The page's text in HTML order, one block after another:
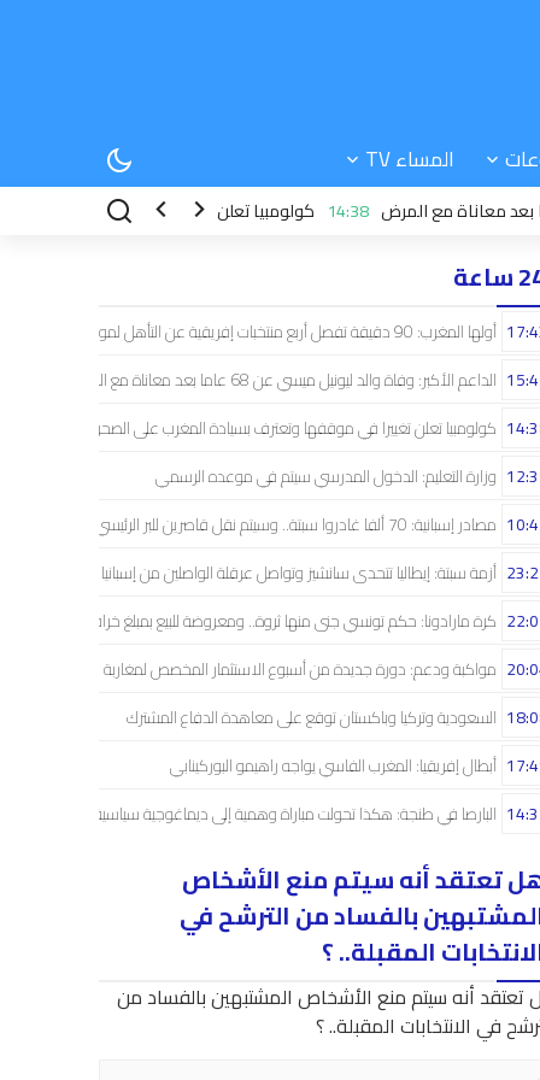
المساء TV
14:38 كولومبيا تعلن تغييرا في موقفها وتعترف بسيادة
أولها المغرب: 90 دقيقة تفصل أربع منتخبات إفريقية عن التأهل لمونديال البرازيل
الداعم الأكبر: وفاة والد ليونيل ميسي عن 68 عاما بعد معاناة مع المرض
كولومبيا تعلن تغييرا في موقفها وتعترف بسيادة المغرب على الصحراء
وزارة التعليم: الدخول المدرسي سیتم في موعده الرسمي
مصادر إسبانية: 70 ألفا غادروا سبتة.. وسيتم نقل قاصرين للبر الرئيسي
أزمة سبتة: إيطاليا تتحدى سانشيز وتواصل عرقلة الواصلين من إسبانيا
كرة مارادونا: حكم تونسي جنى منها ثروة.. ومعروضة للبيع بمبلغ خرافي
مواكبة ودعم: دورة جديدة من أسبوع الاستثمار المخصص لمغاربة العالم
السعودية وتركيا وباكستان توقع على معاهدة الدفاع المشترك
أبطال إفريقيا: المغرب الفاسي يواجه راهيمو البوركينابي
البارصا في طنجة: هكذا تحولت مباراة وهمية إلى ديماغوجية سياسية..!
تعتقد أنه سيتم منع الأشخاص
بالفساد من الترشح في
المقبلة.. ؟
تعتقد أنه سيتم منع الأشخاص المشتبهين بالفساد من
في الانتخابات المقبلة.. ؟